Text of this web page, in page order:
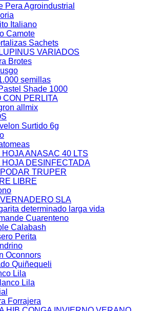
Pera Agroindustrial
Italiano
Camote
Sachets
VARIADOS
Brotes
semillas
Shade 1000
CON PERLITA
allmix
Surtido 6g
ANASAC 40 LTS
DESINFECTADA
TRUPER
LIBRE
SLA
determinado larga vida
Cuarenteno
Calabash
Perita
Oconnors
Quiñequeli
Lila
Lila
Forrajera